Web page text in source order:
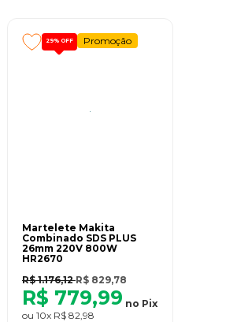
29% OFF Promoção
Martelete Makita
Combinado SDS PLUS
26mm 220V 800W
HR2670
R$ 1.176,12R$ 829,78
R$ 779,99 no Pix
ou 10x R$ 82,98